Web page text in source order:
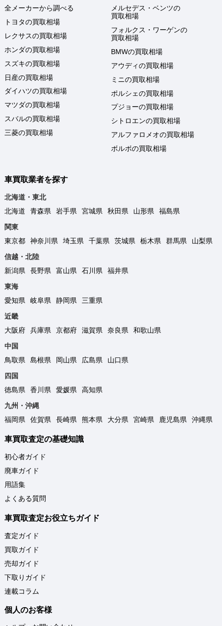
全メーカーから調べる
トヨタの買取相場
レクサスの買取相場
ホンダの買取相場
スズキの買取相場
日産の買取相場
ダイハツの買取相場
マツダの買取相場
スバルの買取相場
三菱の買取相場
メルセデス・ベンツの
買取相場
フォルクス・ワーゲンの
買取相場
BMWの買取相場
アウディの買取相場
ミニの買取相場
ポルシェの買取相場
プジョーの買取相場
シトロエンの買取相場
アルファロメオの買取相場
ボルボの買取相場
車買取業者を探す
北海道・東北
北海道
青森県 岩手県 宮城県 秋田県 山形県
福島県
関東
東京都
神奈川県 埼玉県 千葉県 茨城県 栃木県 群馬県
山梨県
信越・北陸
新潟県
長野県 富山県 石川県
福井県
東海
愛知県
岐阜県 静岡県
三重県
近畿
大阪府
兵庫県 京都府 滋賀県 奈良県
和歌山県
中国
鳥取県
島根県 岡山県 広島県
山口県
四国
徳島県
香川県 愛媛県
高知県
九州・沖縄
福岡県
佐賀県 長崎県 熊本県 大分県 宮崎県 鹿児島県 沖縄県
車買取査定の基礎知識
初心者ガイド
廃車ガイド
用語集
よくある質問
車買取査定お役立ちガイド
査定ガイド
買取ガイド
売却ガイド
下取りガイド
連載コラム
個人のお客様